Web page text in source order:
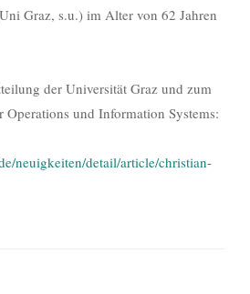
Graz, s.u.) im Alter von 62 Jahren
der Universität Graz und zum
und Information Systems:
neuigkeiten/detail/article/christian-